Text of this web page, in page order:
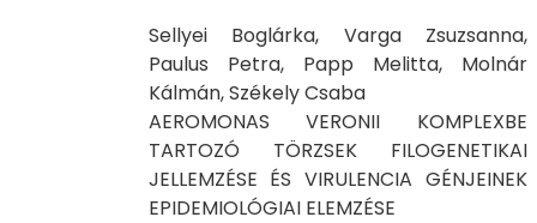
Sellyei Boglárka, Varga Zsuzsanna,
Paulus Petra, Papp Melitta, Molnár
Kálmán, Székely Csaba
AEROMONAS VERONII KOMPLEXBE
TARTOZÓ TÖRZSEK FILOGENETIKAI
JELLEMZÉSE ÉS VIRULENCIA GÉNJEINEK
EPIDEMIOLÓGIAI ELEMZÉSE